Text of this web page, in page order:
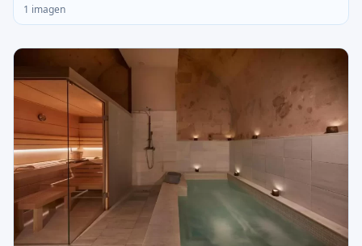
1 imagen